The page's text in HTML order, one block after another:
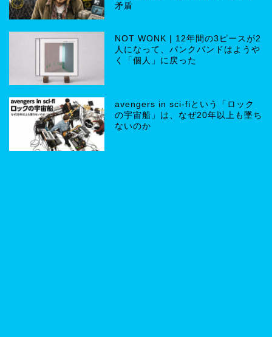
矛盾
NOT WONK | 12年間の3ピースが2
人になって、パンクバンドはようや
く「個人」に戻った
avengers in sci-fiという「ロック
の宇宙船」は、なぜ20年以上も墜ち
ないのか